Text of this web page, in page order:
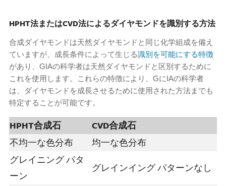
HPHT法またはCVD法によるダイヤモンドを識別する方法
合成ダイヤモンドは天然ダイヤモンドと同じ化学組成を備え
ていますが、成長条件によって生じる識別を可能にする特徴
があり、GIAの科学者は天然ダイヤモンドと区別するために
これを使用します。これらの特徴により、GにIAの科学者
は、ダイヤモンドを成長させるために使用された方法までも
特定することが可能です。
HPHT合成石
CVD合成石
不均一な色分布
均一な色分布
グレイニング パタ
ーン
グレインイング パターンなし